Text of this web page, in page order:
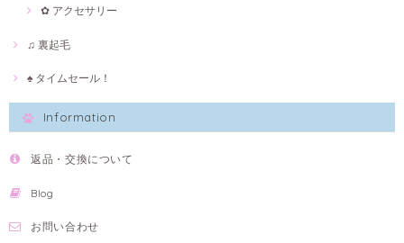
✿ アクセサリー
♫ 裏起毛
♠ タイムセール！
Information
返品・交換について
Blog
お問い合わせ